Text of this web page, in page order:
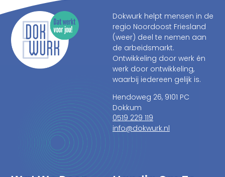
Dokwurk helpt mensen in de
regio Noordoost Friesland
(weer) deel te nemen aan
de arbeidsmarkt.
Ontwikkeling door werk én
werk door ontwikkeling,
waarbij iedereen gelijk is.
Hendoweg 26, 9101 PC
Dokkum
0519 229 119
info@dokwurk.nl